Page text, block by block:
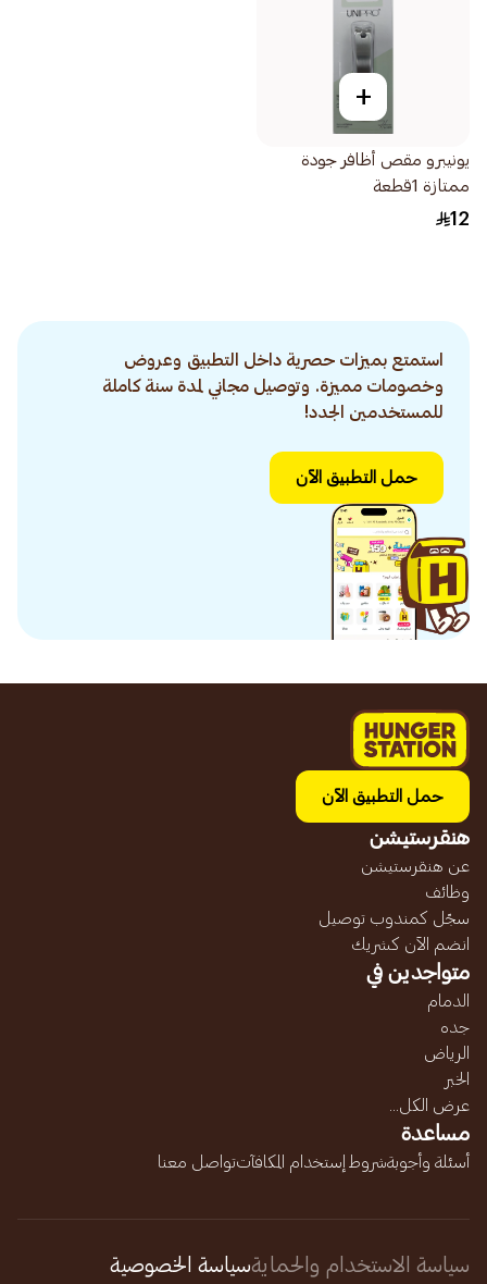
+
يونيبرو مقص أظافر جودة
ممتازة 1قطعة
12
استمتع بميزات حصرية داخل التطبيق وعروض
وخصومات مميزة. وتوصيل مجاني لمدة سنة كاملة
للمستخدمين الجدد!
حمل التطبيق الآن
حمل التطبيق الآن
هنقرستيشن
عن هنقرستيشن
وظائف
سجّل كمندوب توصيل
انضم الآن كشريك
متواجدين في
الدمام
جده
الرياض
الخبر
عرض الكل...
مساعدة
أسئلة وأجوبةشروط إستخدام المكافآتتواصل معنا
سياسة الاستخدام والحمايةسياسة الخصوصية